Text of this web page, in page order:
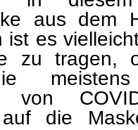
ist es
zu tragen,
von
auf die
das Atmen